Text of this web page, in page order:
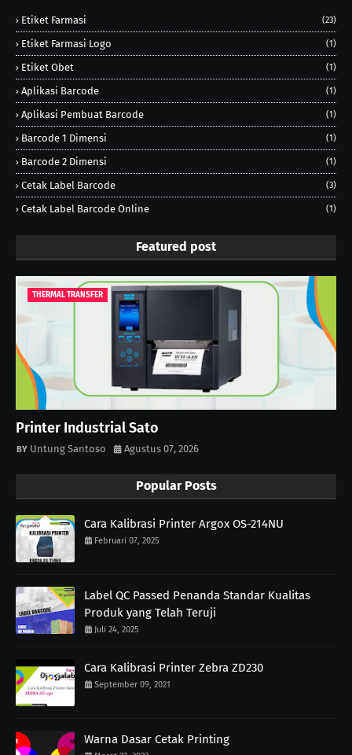
Etiket Farmasi (23)
Etiket Farmasi Logo (1)
Etiket Obet (1)
Aplikasi Barcode (1)
Aplikasi Pembuat Barcode (1)
Barcode 1 Dimensi (1)
Barcode 2 Dimensi (1)
Cetak Label Barcode (3)
Cetak Label Barcode Online (1)
Featured post
THERMAL TRANSFER
Printer Industrial Sato
Untung Santoso Agustus 07, 2026
Popular Posts
Cara Kalibrasi Printer Argox OS-214NU
Februari 07, 2025
Label QC Passed Penanda Standar Kualitas
Produk yang Telah Teruji
Juli 24, 2025
Cara Kalibrasi Printer Zebra ZD230
September 09, 2021
Warna Dasar Cetak Printing